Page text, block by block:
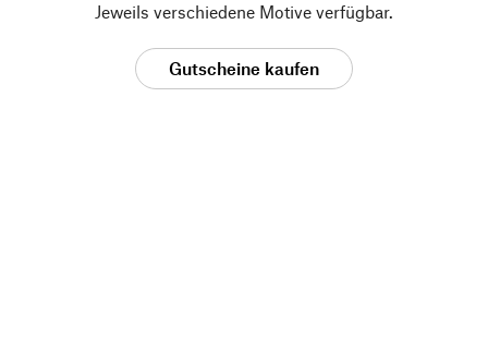
Jeweils verschiedene Motive verfügbar.
Gutscheine kaufen